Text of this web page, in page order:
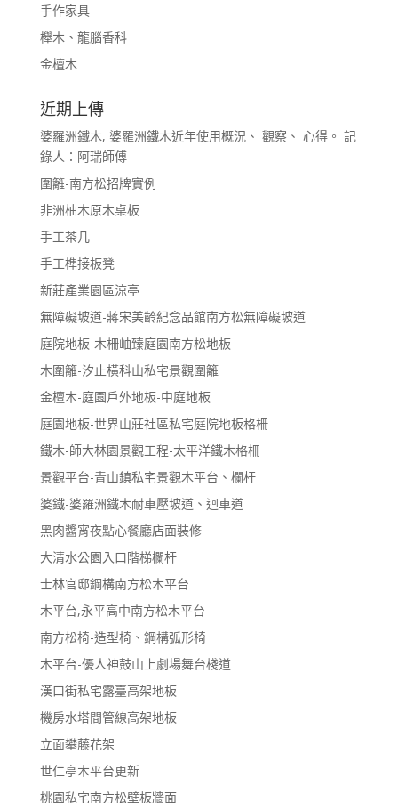
手作家具
櫸木、龍腦香科
金檀木
近期上傳
婆羅洲鐵木, 婆羅洲鐵木近年使用概況、 觀察、 心得。 記
錄人：阿瑞師傅
圍籬-南方松招牌實例
非洲柚木原木桌板
手工茶几
手工榫接板凳
新莊產業園區涼亭
無障礙坡道-蔣宋美齡紀念品館南方松無障礙坡道
庭院地板-木柵岫臻庭園南方松地板
木圍籬-汐止橫科山私宅景觀圍籬
金檀木-庭園戶外地板-中庭地板
庭園地板-世界山莊社區私宅庭院地板格柵
鐵木-師大林園景觀工程-太平洋鐵木格柵
景觀平台-青山鎮私宅景觀木平台、欄杆
婆鐵-婆羅洲鐵木耐車壓坡道、迴車道
黑肉醬宵夜點心餐廳店面裝修
大清水公園入口階梯欄杆
士林官邸鋼構南方松木平台
木平台,永平高中南方松木平台
南方松椅-造型椅、鋼構弧形椅
木平台-優人神鼓山上劇場舞台棧道
漢口街私宅露臺高架地板
機房水塔間管線高架地板
立面攀藤花架
世仁亭木平台更新
桃園私宅南方松壁板牆面